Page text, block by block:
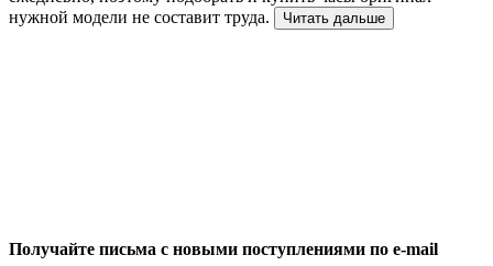
нужной модели не составит труда.
Читать дальше
Получайте письма с новыми поступлениями по e-mail